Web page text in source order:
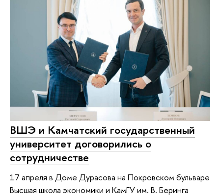
ВШЭ и Камчатский государственный
университет договорились о
сотрудничестве
17 апреля в Доме Дурасова на Покровском бульваре
Высшая школа экономики и КамГУ им. В. Беринга